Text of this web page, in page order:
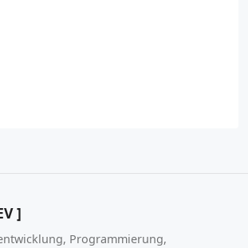
]
Programmierung,